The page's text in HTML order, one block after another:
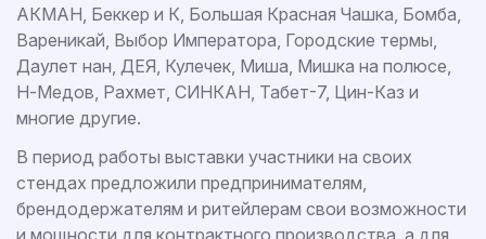
АКМАН, Беккер и К, Большая Красная Чашка, Бомба,
Вареникай, Выбор Императора, Городские термы,
Даулет нан, ДЕЯ, Кулечек, Миша, Мишка на полюсе,
Н-Медов, Рахмет, СИНКАН, Табет-7, Цин-Каз и
многие другие.
В период работы выставки участники на своих
стендах предложили предпринимателям,
брендодержателям и ритейлерам свои возможности
и мощности для контрактного производства, а для